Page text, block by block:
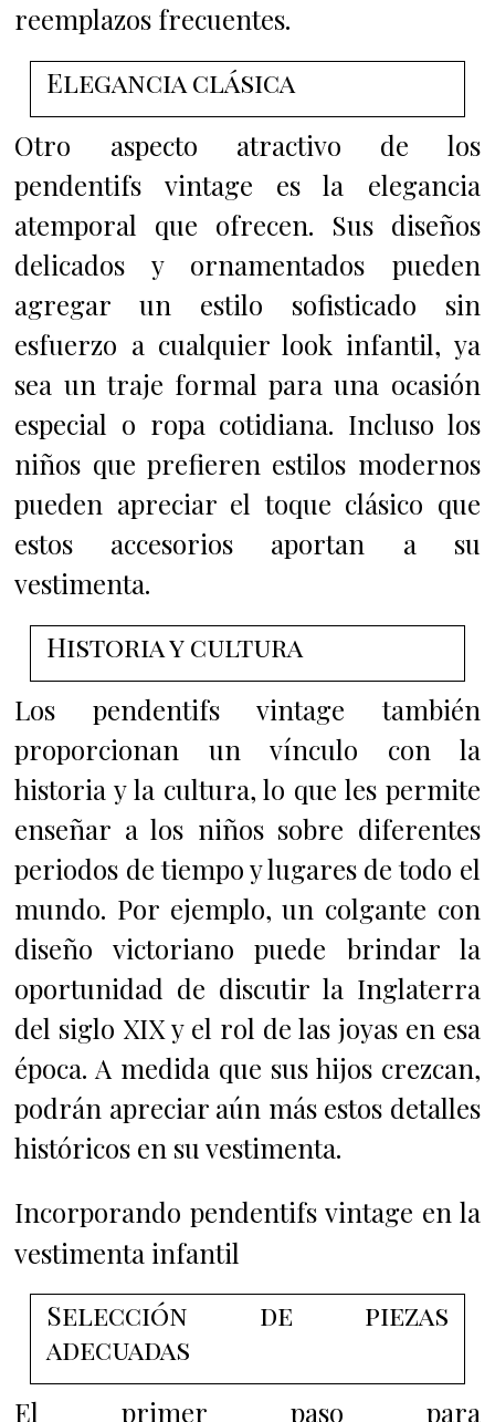
reemplazos frecuentes.
Elegancia clásica
Otro aspecto atractivo de los
pendentifs vintage es la elegancia
atemporal que ofrecen. Sus diseños
delicados y ornamentados pueden
agregar un estilo sofisticado sin
esfuerzo a cualquier look infantil, ya
sea un traje formal para una ocasión
especial o ropa cotidiana. Incluso los
niños que prefieren estilos modernos
pueden apreciar el toque clásico que
estos accesorios aportan a su
vestimenta.
Historia y cultura
Los pendentifs vintage también
proporcionan un vínculo con la
historia y la cultura, lo que les permite
enseñar a los niños sobre diferentes
periodos de tiempo y lugares de todo el
mundo. Por ejemplo, un colgante con
diseño victoriano puede brindar la
oportunidad de discutir la Inglaterra
del siglo XIX y el rol de las joyas en esa
época. A medida que sus hijos crezcan,
podrán apreciar aún más estos detalles
históricos en su vestimenta.
Incorporando pendentifs vintage en la
vestimenta infantil
Selección de piezas
adecuadas
El primer paso para